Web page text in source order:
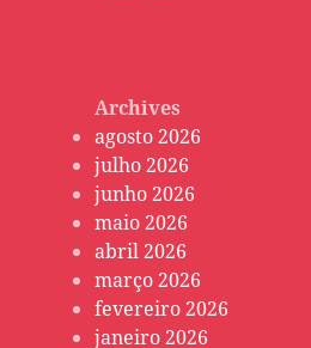
Archives
agosto 2026
julho 2026
junho 2026
maio 2026
abril 2026
março 2026
fevereiro 2026
janeiro 2026